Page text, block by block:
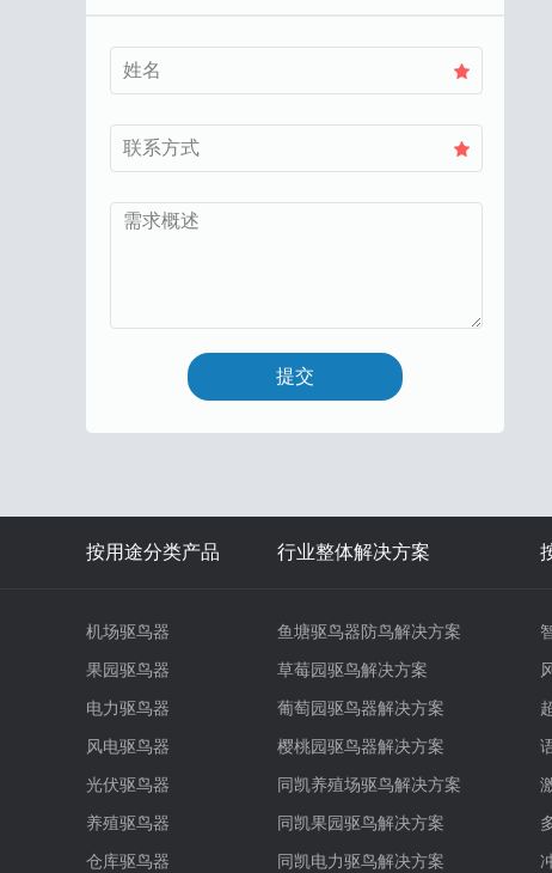
按用途分类产品 行业整体解决方案
机场驱鸟器
果园驱鸟器
电力驱鸟器
风电驱鸟器
光伏驱鸟器
养殖驱鸟器
仓库驱鸟器
鱼塘驱鸟器防鸟解决方案
草莓园驱鸟解决方案
葡萄园驱鸟器解决方案
樱桃园驱鸟器解决方案
同凯养殖场驱鸟解决方案
同凯果园驱鸟解决方案
同凯电力驱鸟解决方案